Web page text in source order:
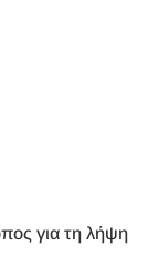
για τη λήψη